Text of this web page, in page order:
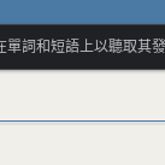
詞和短語上以聽取其發